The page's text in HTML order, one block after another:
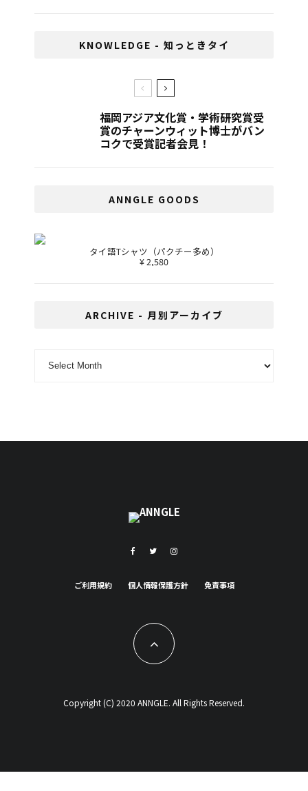
KNOWLEDGE - 知っときタイ
福岡アジア文化賞・学術研究賞受
賞のチャーンウィット博士がバン
コクで受賞記者会見！
ANNGLE GOODS
タイ語Tシャツ（パクチー多め）
¥ 2,580
ARCHIVE - 月別アーカイブ
ご利用規約 個人情報保護方針 免責事項
Copyright (C) 2020 ANNGLE. All Rights Reserved.